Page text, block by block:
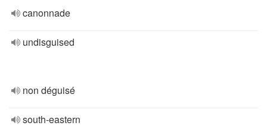
canonnade
undisguised
non déguisé
south-eastern